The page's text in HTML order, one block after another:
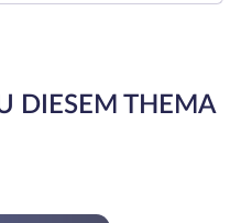
DIESEM THEMA